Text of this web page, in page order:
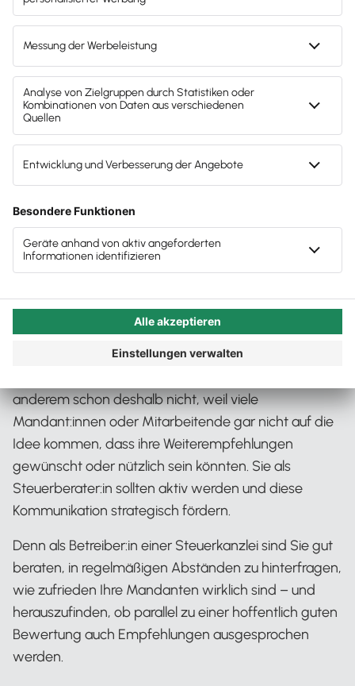
für die Steuerkanzlei
Schriftliche Mandantenzufriedenheitsabfrage
Zufriedenere Mandant:innen durch Innovation
Bewertungsportale, Referenzen und Social
Media nutzen
die Steuerkanzlei, das sich sowohl für die
Mitarbeiter:innensuche als auch die
Mandatsfindung positiv auswirken wird.
Autor:in:Carola Heine
Veröffentlicht:
Kategorie:Steuerberater:innen
Unverändert wichtig:
Empfehlungsmarketing für die
Steuerkanzlei
Mitarbeiter:innen und perfekt passenden Mandaten
ist Empfehlungsmarketing einer der größten
Erfolgsfaktoren. Doch Empfehlungsmarketing für die
anderem schon deshalb nicht, weil viele
Mandant:innen oder Mitarbeitende gar nicht auf die
Idee kommen, dass ihre Weiterempfehlungen
gewünscht oder nützlich sein könnten. Sie als
Steuerberater:in sollten aktiv werden und diese
Kommunikation strategisch fördern.
Denn als Betreiber:in einer Steuerkanzlei sind Sie gut
beraten, in regelmäßigen Abständen zu hinterfragen,
wie zufrieden Ihre Mandanten wirklich sind – und
herauszufinden, ob parallel zu einer hoffentlich guten
Bewertung auch Empfehlungen ausgesprochen
werden.